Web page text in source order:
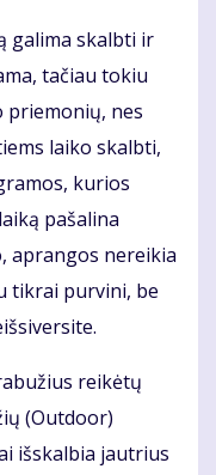
galima skalbti ir
tačiau tokiu
priemonių, nes
laiko skalbti,
kurios
pašalina
aprangos nereikia
tikrai purvini, be
reikėtų
(Outdoor)
išskalbia jautrius